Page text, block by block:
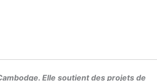
Elle soutient des projets de